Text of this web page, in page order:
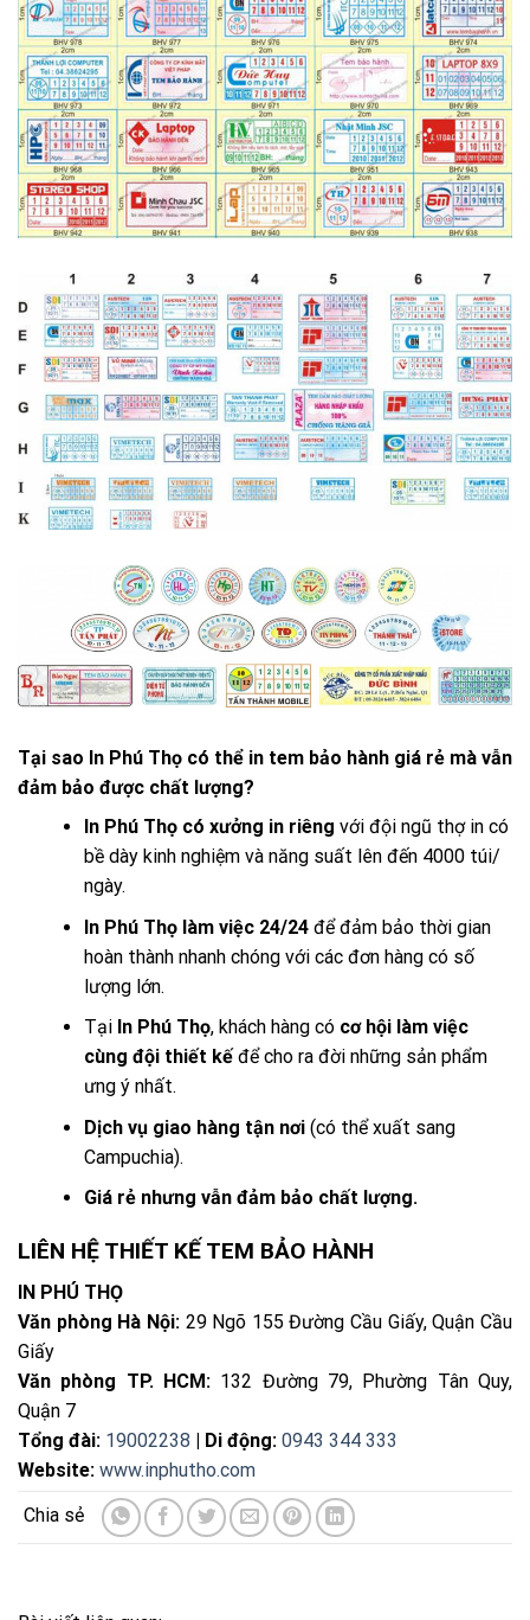
Tại sao In Phú Thọ có thể in tem bảo hành giá rẻ mà vẫn
đảm bảo được chất lượng?
In Phú Thọ có xưởng in riêng với đội ngũ thợ in có
bề dày kinh nghiệm và năng suất lên đến 4000 túi/
ngày.
In Phú Thọ làm việc 24/24để đảm bảo thời gian
hoàn thành nhanh chóng với các đơn hàng có số
lượng lớn.
Tại In Phú Thọ, khách hàng có cơ hội làm việc
cùng đội thiết kếđể cho ra đời những sản phẩm
ưng ý nhất.
Dịch vụ giao hàng tận nơi(có thể xuất sang
Campuchia).
Giá rẻ nhưng vẫn đảm bảo chất lượng.
LIÊN HỆ THIẾT KẾ TEM BẢO HÀNH
IN PHÚ THỌ
Văn phòng Hà Nội: 29 Ngõ 155 Đường Cầu Giấy, Quận Cầu
Giấy
Văn phòng TP. HCM: 132 Đường 79, Phường Tân Quy,
Quận 7
Tổng đài: 19002238 | Di động: 0943 344 333
Website: www.inphutho.com